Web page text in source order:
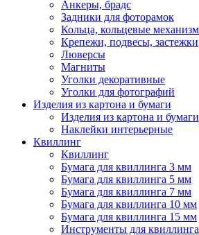
Анкеры, брадс
Задники для фоторамок
Кольца, кольцевые
Крепежи, подвесы, застежки
Люверсы
Магниты
Уголки декоративные
Уголки для фотографий
Изделия из картона и бумаги
Изделия из картона и бумаги
Наклейки интерьерные
Квиллинг
Квиллинг
Бумага для квиллинга 3 мм
Бумага для квиллинга 5 мм
Бумага для квиллинга 7 мм
Бумага для квиллинга 10 мм
Бумага для квиллинга 15 мм
Инструменты для квиллинга